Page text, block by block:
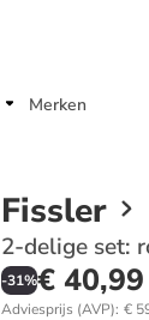
Merken
Fissler
2-delige set:
-31%€ 40,99
Adviesprijs (AVP): €